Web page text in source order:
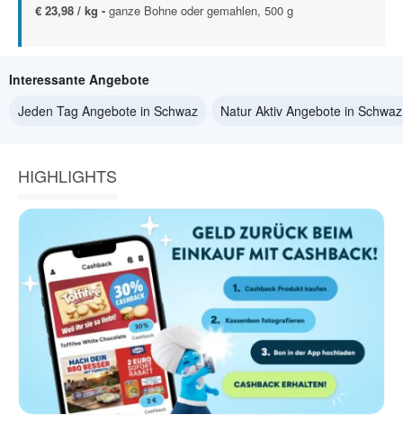
€ 23,98 / kg - ganze Bohne oder gemahlen, 500 g
Interessante Angebote
Jeden Tag Angebote in Schwaz
Natur Aktiv Angebote in Schwaz
HIGHLIGHTS